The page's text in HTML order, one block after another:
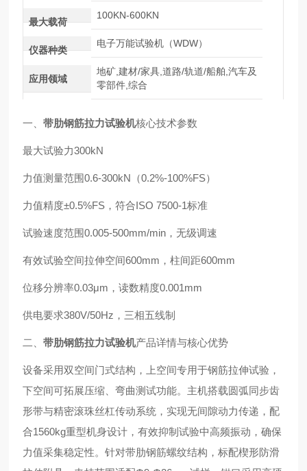
最大载荷
100KN-600KN
仪器种类
电子万能试验机（WDW）
应用领域
地矿,建材/家具,道路/轨道/船舶,汽车及
零部件,综合
一、带肋钢筋拉力试验机核心技术参数
最大试验力300kN
力值测量范围0.6-300kN（0.2%-100%FS）
力值精度±0.5%FS，符合ISO 7500-1标准
试验速度范围0.005-500mm/min，无级调速
有效试验空间拉伸空间600mm，柱间距600mm
位移分辨率0.03μm，读数精度0.001mm
供电要求380V/50Hz，三相五线制
二、带肋钢筋拉力试验机产品详情与核心优势
设备采用双空间门式结构，上空间专用于钢筋拉伸试验，
下空间可拓展压缩、弯曲测试功能。主机搭载圆弧同步齿
形带与精密滚珠丝杠传动系统，实现无间隙动力传递，配
合1560kg重型机身设计，有效抑制试验中高频振动，确保
力值采集稳定性。针对带肋钢筋螺纹结构，标配楔形防滑